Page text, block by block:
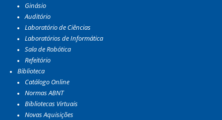
Ginásio
Auditório
Laboratório de Ciências
Laboratórios de Informática
Sala de Robótica
Refeitório
Biblioteca
Catálogo Online
Normas ABNT
Bibliotecas Virtuais
Novas Aquisições